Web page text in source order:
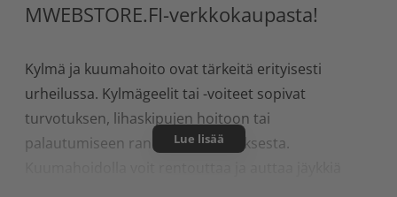
MWEBSTORE.FI-verkkokaupasta!
Kylmä ja kuumahoito ovat tärkeitä erityisesti
urheilussa. Kylmägeelit tai -voiteet sopivat
turvotuksen, lihaskipujen hoitoon tai
palautumiseen rankasta harjoituksesta.
Lue lisää